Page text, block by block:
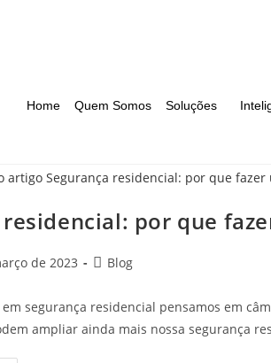
Home Quem Somos Soluções
residencial: por que
de 2023 Blog
segurança residencial pensamos em
ampliar ainda mais nossa segurança